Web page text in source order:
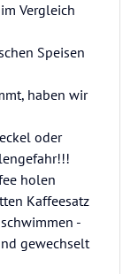
Vergleich
Speisen
haben wir
oder
holen
Kaffeesatz
-
gewechselt